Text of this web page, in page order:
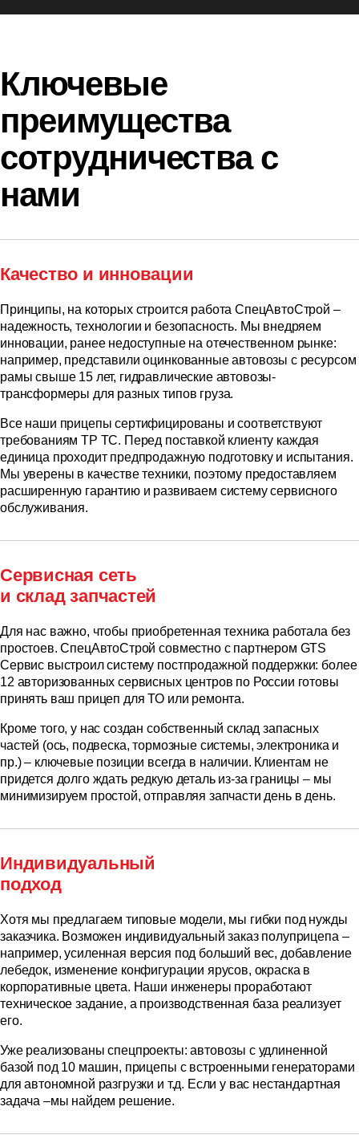
Ключевые
преимущества
сотрудничества с
нами
Качество и инновации
Принципы, на которых строится работа СпецАвтоСтрой –
надежность, технологии и безопасность. Мы внедряем
инновации, ранее недоступные на отечественном рынке:
например, представили оцинкованные автовозы с ресурсом
рамы свыше 15 лет, гидравлические автовозы-
трансформеры для разных типов груза.
Все наши прицепы сертифицированы и соответствуют
требованиям ТР ТС. Перед поставкой клиенту каждая
единица проходит предпродажную подготовку и испытания.
Мы уверены в качестве техники, поэтому предоставляем
расширенную гарантию и развиваем систему сервисного
обслуживания.
Сервисная сеть
и склад запчастей
Для нас важно, чтобы приобретенная техника работала без
простоев. СпецАвтоСтрой совместно с партнером GTS
Сервис выстроил систему постпродажной поддержки: более
12 авторизованных сервисных центров по России готовы
принять ваш прицеп для ТО или ремонта.
Кроме того, у нас создан собственный склад запасных
частей (ось, подвеска, тормозные системы, электроника и
пр.) – ключевые позиции всегда в наличии. Клиентам не
придется долго ждать редкую деталь из-за границы – мы
минимизируем простой, отправляя запчасти день в день.
Индивидуальный
подход
Хотя мы предлагаем типовые модели, мы гибки под нужды
заказчика. Возможен индивидуальный заказ полуприцепа –
например, усиленная версия под больший вес, добавление
лебедок, изменение конфигурации ярусов, окраска в
корпоративные цвета. Наши инженеры проработают
техническое задание, а производственная база реализует
его.
Уже реализованы спецпроекты: автовозы с удлиненной
базой под 10 машин, прицепы с встроенными генераторами
для автономной разгрузки и т.д. Если у вас нестандартная
задача –мы найдем решение.